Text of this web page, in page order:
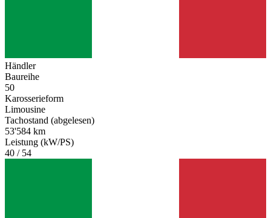
Händler
Baureihe
50
Karosserieform
Limousine
Tachostand (abgelesen)
53'584 km
Leistung (kW/PS)
40 / 54